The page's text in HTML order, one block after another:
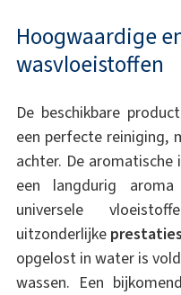
Hoogwaardige
wasvloeistoffen
De beschikbare
een perfecte reiniging,
achter. De
een langdurig
universele
uitzonderlijke prestaties
opgelost in water is
wassen. Een